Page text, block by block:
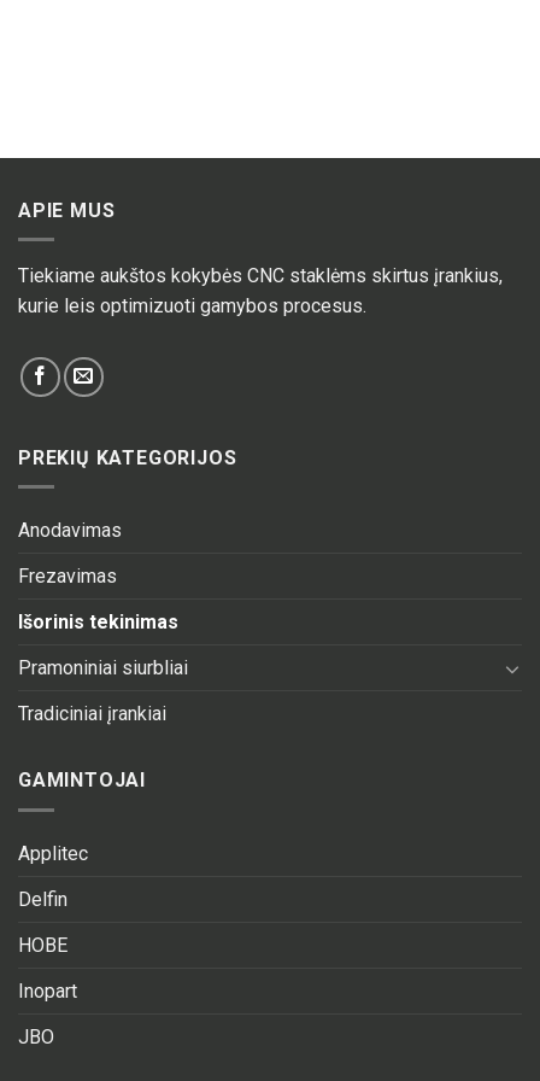
APIE MUS
Tiekiame aukštos kokybės CNC staklėms skirtus įrankius,
kurie leis optimizuoti gamybos procesus.
PREKIŲ KATEGORIJOS
Anodavimas
Frezavimas
Išorinis tekinimas
Pramoniniai siurbliai
Tradiciniai įrankiai
GAMINTOJAI
Applitec
Delfin
HOBE
Inopart
JBO